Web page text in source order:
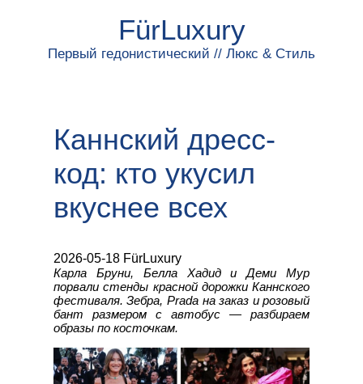
FürLuxury
Первый гедонистический // Люкс & Стиль
Каннский дресс-
код: кто укусил
вкуснее всех
2026-05-18 FürLuxury
Карла Бруни, Белла Хадид и Деми Мур
порвали стенды красной дорожки Каннского
фестиваля. Зебра, Prada на заказ и розовый
бант размером с автобус — разбираем
образы по косточкам.